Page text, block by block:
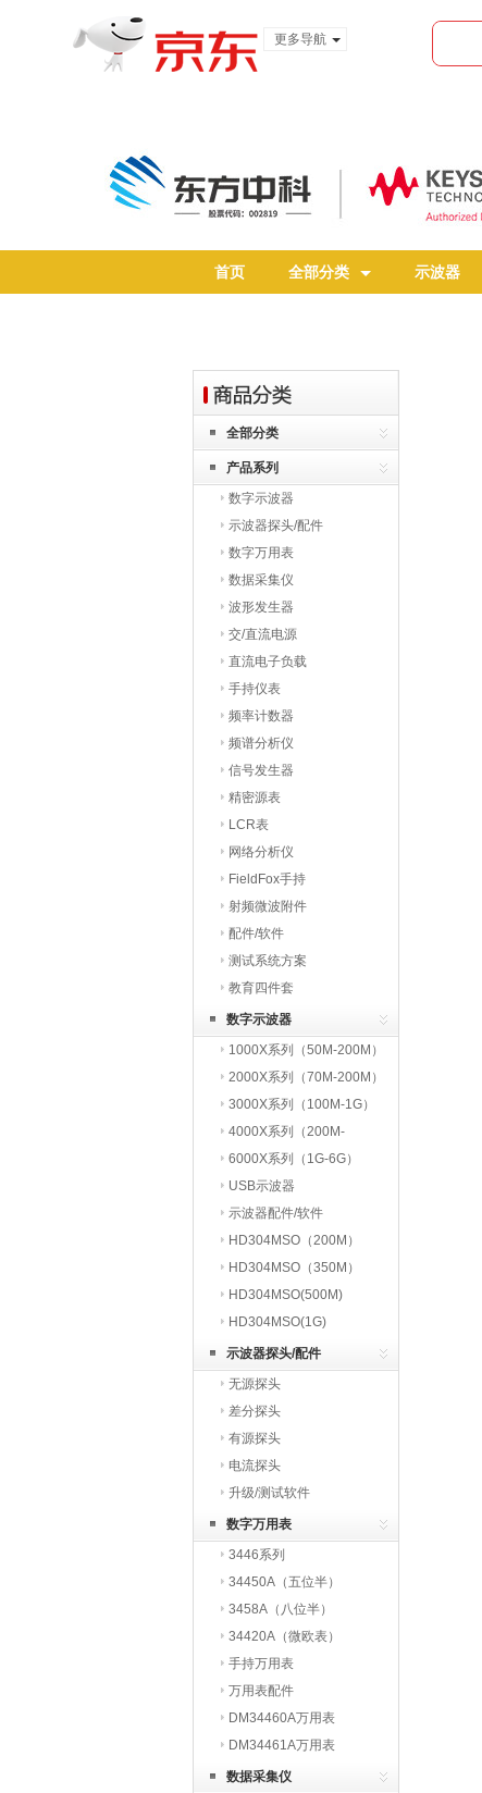
更多导航
首页 全部分类 示波器
全部分类
产品系列
数字示波器
示波器探头/配件
数字万用表
数据采集仪
波形发生器
交/直流电源
直流电子负载
手持仪表
频率计数器
频谱分析仪
信号发生器
精密源表
LCR表
网络分析仪
FieldFox手持
射频微波附件
配件/软件
测试系统方案
教育四件套
数字示波器
1000X系列（50M-200M）
2000X系列（70M-200M）
3000X系列（100M-1G）
4000X系列（200M-
1.5G）
6000X系列（1G-6G）
USB示波器
示波器配件/软件
HD304MSO（200M）
HD304MSO（350M）
HD304MSO(500M)
HD304MSO(1G)
示波器探头/配件
无源探头
差分探头
有源探头
电流探头
升级/测试软件
数字万用表
3446系列
34450A（五位半）
3458A（八位半）
34420A（微欧表）
手持万用表
万用表配件
DM34460A万用表
DM34461A万用表
数据采集仪